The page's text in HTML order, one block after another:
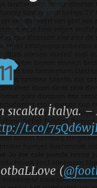
sıcakta İtalya. –
t.co/
(